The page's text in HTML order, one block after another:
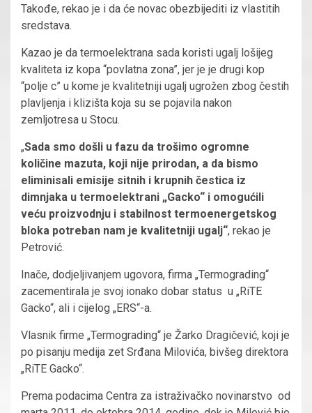
Takođe, rekao je i da će novac obezbijediti iz vlastitih
sredstava.
Kazao je da termoelektrana sada koristi ugalj lošijeg
kvaliteta iz kopa “povlatna zona”, jer je je drugi kop
“polje c” u kome je kvalitetniji ugalj ugrožen zbog čestih
plavljenja i klizišta koja su se pojavila nakon
zemljotresa u Stocu.
„Sada smo došli u fazu da trošimo ogromne
količine mazuta, koji nije prirodan, a da bismo
eliminisali emisije sitnih i krupnih čestica iz
dimnjaka u termoelektrani „Gacko“ i omogućili
veću proizvodnju i stabilnost termoenergetskog
bloka potreban nam je kvalitetniji ugalj“, rekao je
Petrović.
Inače, dodjeljivanjem ugovora, firma „Termograding“
zacementirala je svoj ionako dobar status u „RiTE
Gacko“, ali i cijelog „ERS“-a.
Vlasnik firme „Termograding“ je Žarko Dragičević, koji je
po pisanju medija zet Srđana Milovića, bivšeg direktora
„RiTE Gacko“.
Prema podacima Centra za istraživačko novinarstvo od